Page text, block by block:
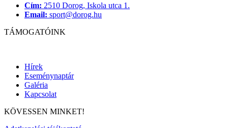
Cím: 2510 Dorog, Iskola utca 1.
Email: sport@dorog.hu
TÁMOGATÓINK
Hírek
Eseménynaptár
Galéria
Kapcsolat
KÖVESSEN MINKET!